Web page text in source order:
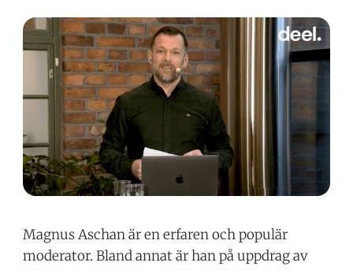
Magnus Aschan är en erfaren och populär
moderator. Bland annat är han på uppdrag av